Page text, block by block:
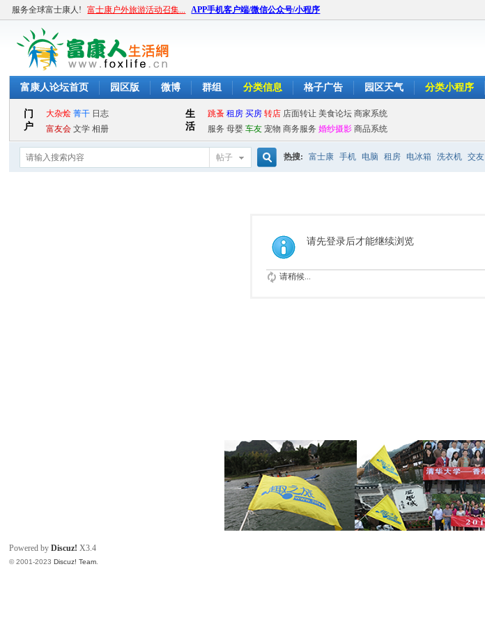
服务全球富士康人! 富士康户外旅游活动召集... APP手机客户端/微信公众号/小程序
富康人论坛首页 园区版 微博 群组 分类信息 格子广告 园区天气 分类小程序
帖子 热搜: 富士康 手机 电脑 租房 电冰箱 洗衣机 交友
请先登录后才能继续浏览
请稍候...
Powered byDiscuz! X3.4
© 2001-2023Discuz! Team